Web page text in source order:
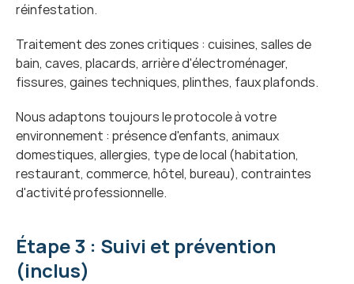
réinfestation.
Traitement des zones critiques : cuisines, salles de
bain, caves, placards, arrière d'électroménager,
fissures, gaines techniques, plinthes, faux plafonds.
Nous adaptons toujours le protocole à votre
environnement : présence d'enfants, animaux
domestiques, allergies, type de local (habitation,
restaurant, commerce, hôtel, bureau), contraintes
d'activité professionnelle.
Étape 3 : Suivi et prévention
(inclus)